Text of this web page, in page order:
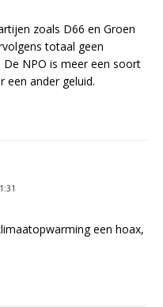
zoals D66 en Groen
totaal geen
NPO is meer een soort
een ander geluid.
een hoax,